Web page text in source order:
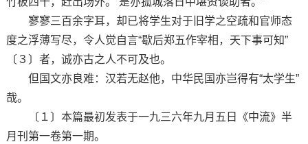
寥寥三百余字耳，却已将学生对于旧学之空疏和官师态
度之浮薄写尽，令人觉自言“歇后郑五作宰相，天下事可知”
〔３〕者，诚亦古之人不可及也。
但国文亦良难：汉若无赵他，中华民国亦岂得有“太学生”
哉。
〔１〕本篇最初发表于一九三六年九月五日《中流》半
月刊第一卷第一期。